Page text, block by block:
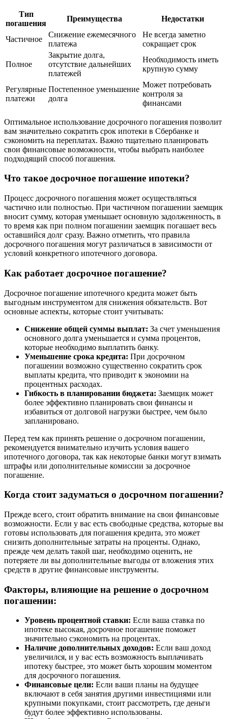
Тип
погашения
Преимущества Недостатки
Частичное
Снижение ежемесячного
платежа
Не всегда заметно
сокращает срок
Полное
Закрытие долга,
отсутствие дальнейших
платежей
Необходимость иметь
крупную сумму
Регулярные
платежи
Постепенное уменьшение
долга
Может потребовать
контроля за
финансами
Оптимальное использование досрочного погашения позволит
вам значительно сократить срок ипотеки в Сбербанке и
сэкономить на переплатах. Важно тщательно планировать
свои финансовые возможности, чтобы выбрать наиболее
подходящий способ погашения.
Что такое досрочное погашение ипотеки?
Процесс досрочного погашения может осуществляться
частично или полностью. При частичном погашении заемщик
вносит сумму, которая уменьшает основную задолженность, в
то время как при полном погашении заемщик погашает весь
оставшийся долг сразу. Важно отметить, что правила
досрочного погашения могут различаться в зависимости от
условий конкретного ипотечного договора.
Как работает досрочное погашение?
Досрочное погашение ипотечного кредита может быть
выгодным инструментом для снижения обязательств. Вот
основные аспекты, которые стоит учитывать:
Снижение общей суммы выплат: За счет уменьшения
основного долга уменьшается и сумма процентов,
которые необходимо выплатить банку.
Уменьшение срока кредита: При досрочном
погашении возможно существенно сократить срок
выплаты кредита, что приводит к экономии на
процентных расходах.
Гибкость в планировании бюджета: Заемщик может
более эффективно планировать свои финансы и
избавиться от долговой нагрузки быстрее, чем было
запланировано.
Перед тем как принять решение о досрочном погашении,
рекомендуется внимательно изучить условия вашего
ипотечного договора, так как некоторые банки могут взимать
штрафы или дополнительные комиссии за досрочное
погашение.
Когда стоит задуматься о досрочном погашении?
Прежде всего, стоит обратить внимание на свои финансовые
возможности. Если у вас есть свободные средства, которые вы
готовы использовать для погашения кредита, это может
снизить дополнительные затраты на проценты. Однако,
прежде чем делать такой шаг, необходимо оценить, не
потеряете ли вы дополнительные выгоды от вложения этих
средств в другие финансовые инструменты.
Факторы, влияющие на решение о досрочном
погашении:
Уровень процентной ставки: Если ваша ставка по
ипотеке высокая, досрочное погашение поможет
значительно сэкономить на процентах.
Наличие дополнительных доходов: Если ваш доход
увеличился, и у вас есть возможность выплачивать
ипотеку быстрее, это может быть хорошим моментом
для досрочного погашения.
Финансовые цели: Если ваши планы на будущее
включают в себя занятия другими инвестициями или
крупными покупками, стоит рассмотреть, где деньги
будут более эффективно использованы.